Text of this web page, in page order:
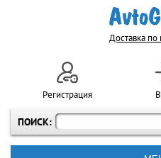
Доставка по
ПОИСК:
Регистрация